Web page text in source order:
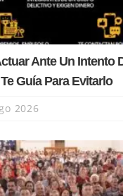
Ante Un Intento
Guía Para Evitarlo
2026